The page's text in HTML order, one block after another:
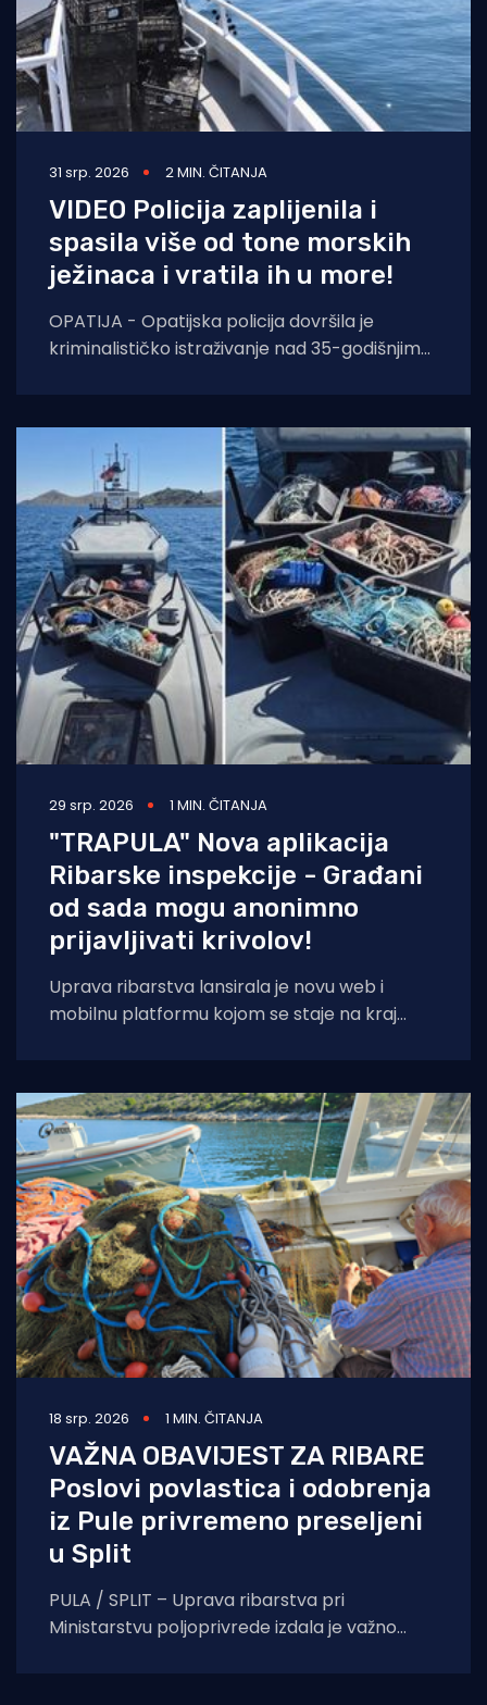
31 srp. 2026 2 MIN. ČITANJA
VIDEO Policija zaplijenila i
spasila više od tone morskih
ježinaca i vratila ih u more!
OPATIJA - Opatijska policija dovršila je
kriminalističko istraživanje nad 35-godišnjim
29 srp. 2026 1 MIN. ČITANJA
"TRAPULA" Nova aplikacija
Ribarske inspekcije - Građani
od sada mogu anonimno
prijavljivati krivolov!
Uprava ribarstva lansirala je novu web i
mobilnu platformu kojom se staje na kraj
18 srp. 2026 1 MIN. ČITANJA
VAŽNA OBAVIJEST ZA RIBARE
Poslovi povlastica i odobrenja
iz Pule privremeno preseljeni
u Split
PULA / SPLIT – Uprava ribarstva pri
Ministarstvu poljoprivrede izdala je važno